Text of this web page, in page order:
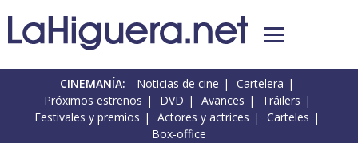
CINEMANÍA: Noticias de cine
Cartelera
Próximos estrenos
DVD Avances
Tráilers
Festivales y premios
Actores y actrices
Carteles
Box-office